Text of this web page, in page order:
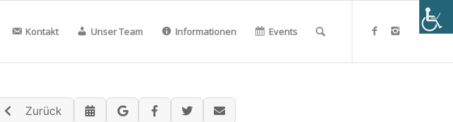
Kontakt Unser Team Informationen Events
Zurück